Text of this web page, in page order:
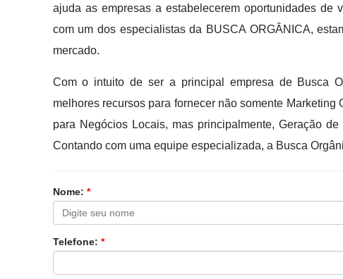
ajuda as empresas a estabelecerem oportunidades
com um dos especialistas da BUSCA ORGÂNICA,
mercado.
Com o intuito de ser a principal empresa de Busca
melhores recursos para fornecer não somente
para Negócios Locais, mas principalmente, Geração
Contando com uma equipe especializada, a Busca
Nome: *
Telefone: *